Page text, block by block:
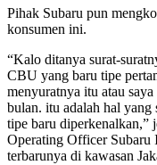
Pihak Subaru pun
konsumen ini.
“Kalo ditanya surat-
CBU yang baru tipe
menyuratnya itu atau
bulan. itu adalah hal
tipe baru diperkenalkan,”
Operating Officer Subaru
terbarunya di kawasan